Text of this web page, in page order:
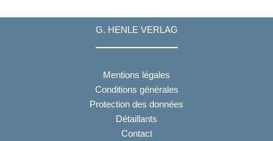
G. HENLE VERLAG
Mentions légales
Conditions générales
Protection des données
Détaillants
Contact